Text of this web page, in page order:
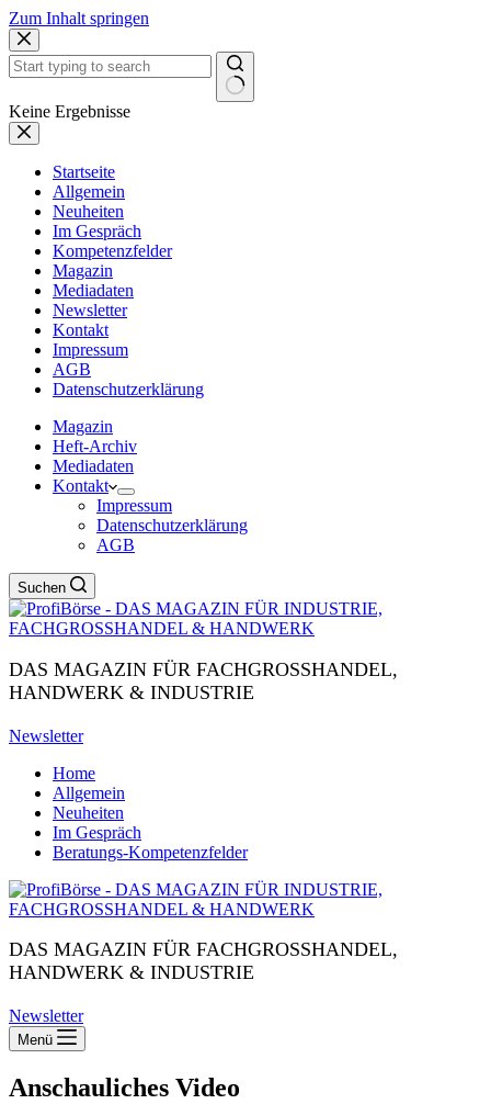
Zum Inhalt springen
Keine Ergebnisse
Startseite
Allgemein
Neuheiten
Im Gespräch
Kompetenzfelder
Magazin
Mediadaten
Newsletter
Kontakt
Impressum
AGB
Datenschutzerklärung
Magazin
Heft-Archiv
Mediadaten
Kontakt
Impressum
Datenschutzerklärung
AGB
Suchen
DAS MAGAZIN FÜR FACHGROSSHANDEL,
HANDWERK & INDUSTRIE
Newsletter
Home
Allgemein
Neuheiten
Im Gespräch
Beratungs-Kompetenzfelder
DAS MAGAZIN FÜR FACHGROSSHANDEL,
HANDWERK & INDUSTRIE
Newsletter
Menü
Anschauliches Video